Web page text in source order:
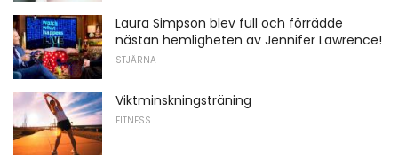
Laura Simpson blev full och förrädde
nästan hemligheten av Jennifer Lawrence!
STJÄRNA
Viktminskningsträning
FITNESS